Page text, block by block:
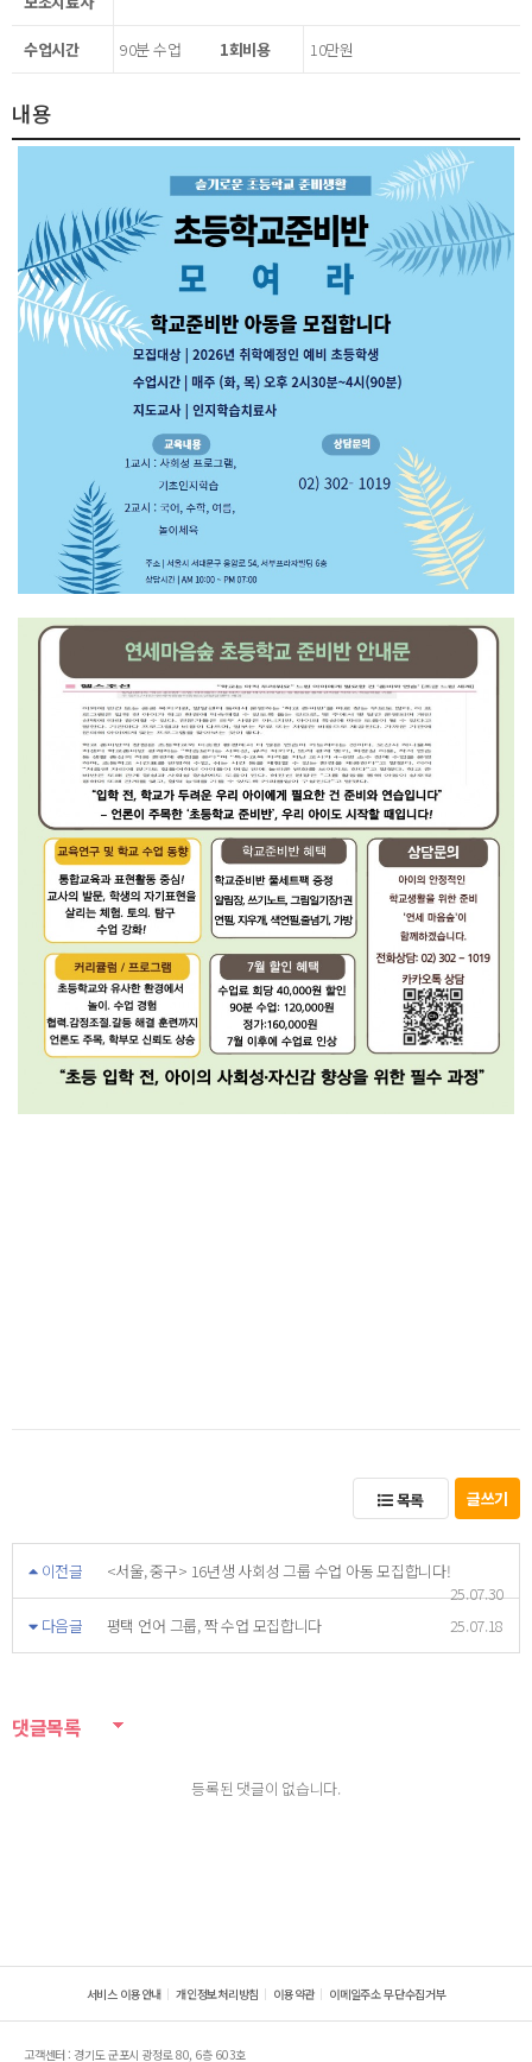
수업시간 90분 수업 1회비용 10만원
내용
목록 글쓰기
이전글
<서울, 중구> 16년생 사회성 그룹 수업 아동 모집합니다!
25.07.30
다음글
평택 언어 그룹, 짝 수업 모집합니다 25.07.18
댓글목록
등록된 댓글이 없습니다.
서비스 이용안내 개인정보처리방침 이용약관 이메일주소 무단수집거부
고객센터 : 경기도 군포시 광정로 80, 6층 603호